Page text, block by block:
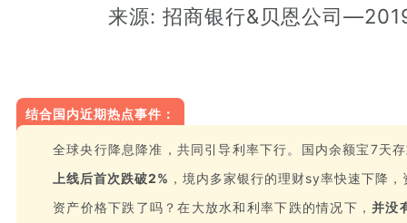
来源: 招商银行&贝恩公司
结合国内近期热点事件：
全球央行降息降准，共同引导利率下行。国内余额宝7天
上线后首次跌破2% ，境内多家银行的理财sy率快速下降
资产价格下跌了吗？在大放水和利率下跌的情况下，并没